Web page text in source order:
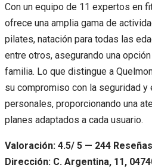
Con un equipo de 11 expertos en
ofrece una amplia gama de
pilates, natación para todas las
entre otros, asegurando una
familia. Lo que distingue a
su compromiso con la seguridad
personales, proporcionando una
planes adaptados a cada usuario.
Valoración: 4.5/ 5 — 244 Reseñas
Dirección: C. Argentina, 11,